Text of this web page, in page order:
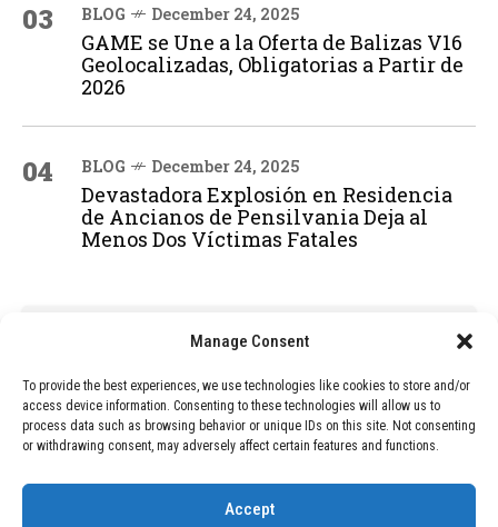
Manage Consent
To provide the best experiences, we use technologies like cookies to store and/or
access device information. Consenting to these technologies will allow us to
process data such as browsing behavior or unique IDs on this site. Not consenting
or withdrawing consent, may adversely affect certain features and functions.
Accept
03 BLOG December 24, 2025
GAME se Une a la Oferta de Balizas V16
Geolocalizadas, Obligatorias a Partir de
2026
04 BLOG December 24, 2025
Devastadora Explosión en Residencia
de Ancianos de Pensilvania Deja al
Menos Dos Víctimas Fatales